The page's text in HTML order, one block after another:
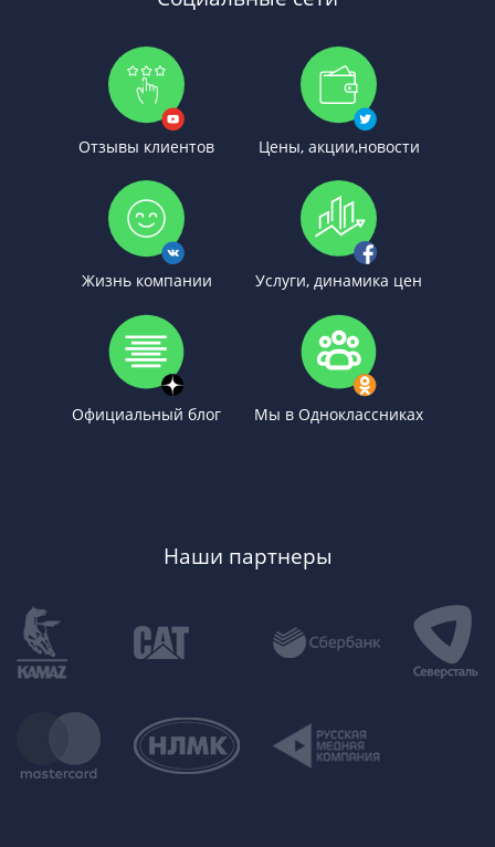
Отзывы клиентов Цены, акции,новости
Жизнь компании Услуги, динамика цен
Официальный блог Мы в Одноклассниках
Наши партнеры